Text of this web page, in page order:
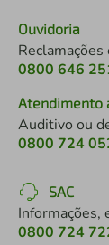
Ouvidoria
Reclamações
0800 646
Atendimento
Auditivo ou
0800 724
SAC
Informações,
0800 724